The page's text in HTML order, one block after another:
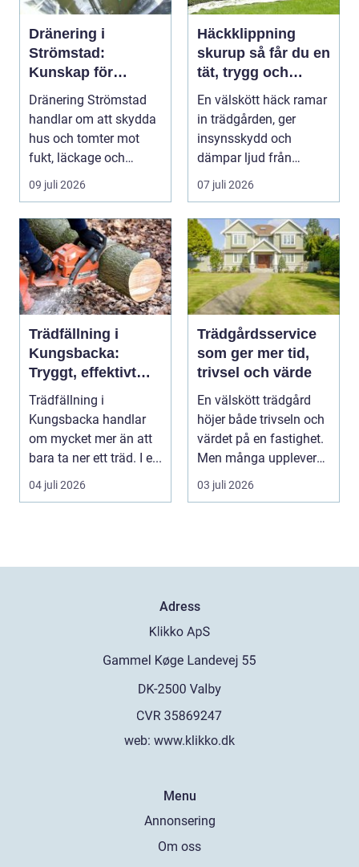
Dränering i
Strömstad:
Kunskap för
tryggare
husgrunder
Dränering Strömstad
handlar om att skydda
hus och tomter mot
fukt, läckage och
l&arin...
09 juli 2026
Häckklippning
skurup så får du en
tät, trygg och
snygg häck året
runt
En välskött häck ramar
in trädgården, ger
insynsskydd och
dämpar ljud från
vägen. Samtidigt kan
häck...
07 juli 2026
Trädfällning i
Kungsbacka:
Tryggt, effektivt
och med omtanke
om hela tomten
Trädfällning i
Kungsbacka handlar
om mycket mer än att
bara ta ner ett träd. I e...
04 juli 2026
Trädgårdsservice
som ger mer tid,
trivsel och värde
En välskött trädgård
höjer både trivseln och
värdet på en fastighet.
Men många upplever
att tiden, o...
03 juli 2026
Adress
web: www.klikko.dk
Menu
Annonsering
Om oss